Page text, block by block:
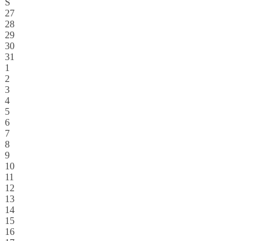
S
27
28
29
30
31
1
2
3
4
5
6
7
8
9
10
11
12
13
14
15
16